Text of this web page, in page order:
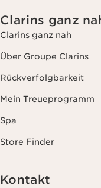
Clarins ganz
Clarins ganz nah
Über Groupe Clarins
Rückverfolgbarkeit
Mein Treueprogramm
Spa
Store Finder
Kontakt